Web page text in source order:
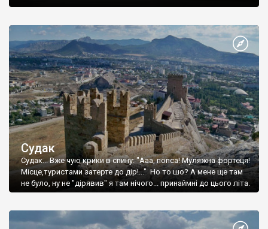
Судак
Судак... Вже чую крики в спину: "Ааа, попса! Муляжна фортеця!
Місце,туристами затерте до дір!..." Но то шо? А мене ще там
не було, ну не "дірявив" я там нічого... принаймні до цього літа.